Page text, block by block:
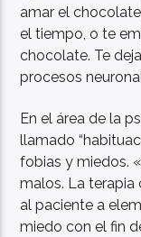
amar el
el tiempo, o te
chocolate. Te
procesos
En el área de la
llamado
fobias y miedos.
malos. La terapia
al paciente a
miedo con el fin